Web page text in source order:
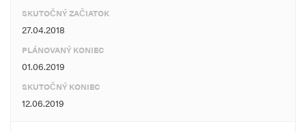
SKUTOČNÝ ZAČIATOK
27.04.2018
PLÁNOVANÝ KONIEC
01.06.2019
SKUTOČNÝ KONIEC
12.06.2019